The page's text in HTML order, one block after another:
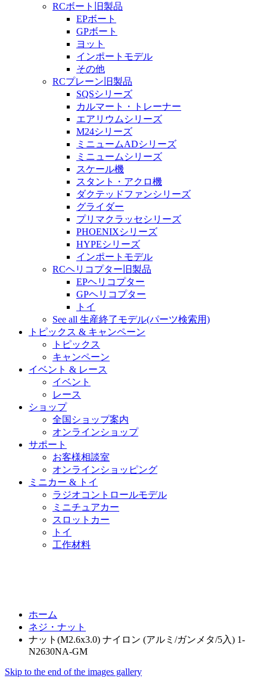
RCボート旧製品
EPボート
GPボート
ヨット
インポートモデル
その他
RCプレーン旧製品
SQSシリーズ
カルマート・トレーナー
エアリウムシリーズ
M24シリーズ
ミニュームADシリーズ
ミニュームシリーズ
スケール機
スタント・アクロ機
ダクテッドファンシリーズ
グライダー
プリマクラッセシリーズ
PHOENIXシリーズ
HYPEシリーズ
インポートモデル
RCヘリコプター旧製品
EPヘリコプター
GPヘリコプター
トイ
See all 生産終了モデル(パーツ検索用)
トピックス & キャンペーン
トピックス
キャンペーン
イベント & レース
イベント
レース
ショップ
全国ショップ案内
オンラインショップ
サポート
お客様相談室
オンラインショッピング
ミニカー & トイ
ラジオコントロールモデル
ミニチュアカー
スロットカー
トイ
工作材料
ホーム
ネジ・ナット
ナット(M2.6x3.0) ナイロン (アルミ/ガンメタ/5入) 1-
N2630NA-GM
Skip to the end of the images gallery